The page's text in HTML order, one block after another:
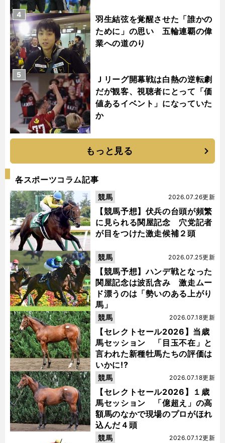
羽生結弦を覚醒させた「誰かの
ために」の思い 五輪連覇の偉
業への道のり
4
Ｊリーグ開幕戦は白熱の逆転劇
だが観客、視聴者にとって「価
値あるイベント」になっていた
か
5
もっと見る
各スポーツコラム記事
【競馬予想】伏兵の台頭が頻繁
に見られる関屋記念 穴党記者
が目をつけた激走候補２頭
2026.07.26更新
競馬
【競馬予想】ハンデ戦となった
関屋記念は波乱含み 激走ムー
ド漂うのは「勢いのある上がり
馬」
2026.07.25更新
競馬
【セレクトセール2026】当歳
馬セッション 「目玉不在」と
言われた新種牡馬たちの評価は
いかに!?
2026.07.18更新
競馬
【セレクトセール2026】１歳
馬セッション 「億超え」の高
額馬のなかで現場のプロがほれ
込んだ４頭
2026.07.18更新
競馬
2026.07.12更新
競馬